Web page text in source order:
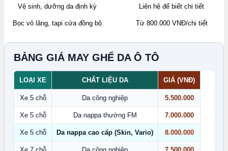
Vệ sinh, dưỡng da định kỳ Liên hệ để biết chi tiết
Bọc vô lăng, tapi cửa đồng bộ Từ 800.000 VNĐ/chi tiết
BẢNG GIÁ MAY GHẾ DA Ô TÔ
LOẠI XE CHẤT LIỆU DA GIÁ (VNĐ)
Xe 5 chỗ Da công nghiệp 5.500.000
Xe 5 chỗ Da nappa thường FM 7.000.000
Xe 5 chỗ Da nappa cao cấp (Skin, Vario) 8.000.000